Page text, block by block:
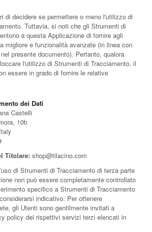
di decidere se permettere o meno l'utilizzo di
Tuttavia, si noti che gli Strumenti di
a questa Applicazione di fornire agli
migliore e funzionalità avanzate (in linea con
presente documento). Pertanto, qualora
l'utilizzo di Strumenti di Tracciamento, il
essere in grado di fornire le relative
dei Dati
Castelli
10b
Titolare: shop@tilacino.com
di Strumenti di Tracciamento di terza parte
non può essere completamente controllato
specifico a Strumenti di Tracciamento
indicativo. Per ottenere
gli Utenti sono gentilmente invitati a
policy dei rispettivi servizi terzi elencati in